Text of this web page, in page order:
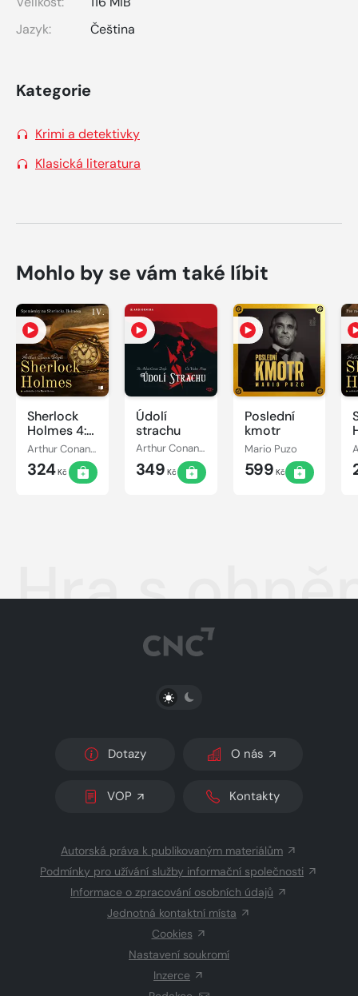
Jazyk:
Čeština
Kategorie
Krimi a detektivky
Klasická literatura
Mohlo by se vám také líbit
Sherlock
Holmes 4:
Spomienky
na
Sherlocka
Holmesa
Arthur Conan Doyle
324Kč
Údolí
strachu
Arthur Conan Doyle
349 Kč
Poslední
kmotr
Mario Puzo
599 Kč
Hra s
PŘEPNOUT SVĚTLÝ/TMAVÝ REŽIM
Dotazy O nás
VOP Kontakty
Autorská práva k publikovaným materiálům
Podmínky pro užívání služby informační společnosti
Informace o zpracování osobních údajů
Jednotná kontaktní místa
Cookies
Nastavení soukromí
Inzerce